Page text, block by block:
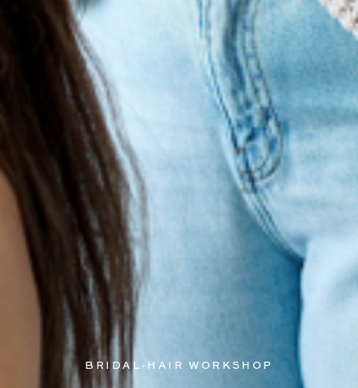
BRIDAL-HAIR WORKSHOP